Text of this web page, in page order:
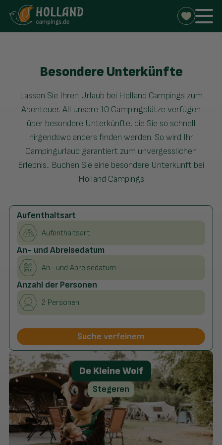
Besondere Unterkünfte
Lassen Sie Ihren Urlaub bei Holland Campings zum
Abenteuer. All unsere 10 Campingplätze verfügen
über besondere Unterkünfte, die Sie so schnell
nirgendswo anders finden werden. So wird Ihr
Campingurlaub garantiert zum unvergesslichen
Erlebnis.. Buchen Sie eine besondere Unterkunft bei
Holland Campings
Aufenthaltsart
An- und Abreisedatum
Anzahl der Personen
2 Personen
Hunde nicht erlaubt(18)
Hunde erlaubt
Lage
Waldreiche Umgebung
(16)
Direkt am Wasser
In der Nähe von Wasser
Ländliche Umgebung(14)
Einrichtungen
Animation(20)
Brötchenservice (20)
Suche verfeinern
De Kleine Wolf
Stegeren